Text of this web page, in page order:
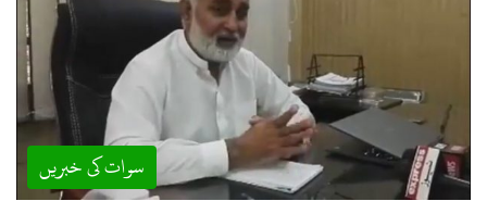
سوات کی خبریں